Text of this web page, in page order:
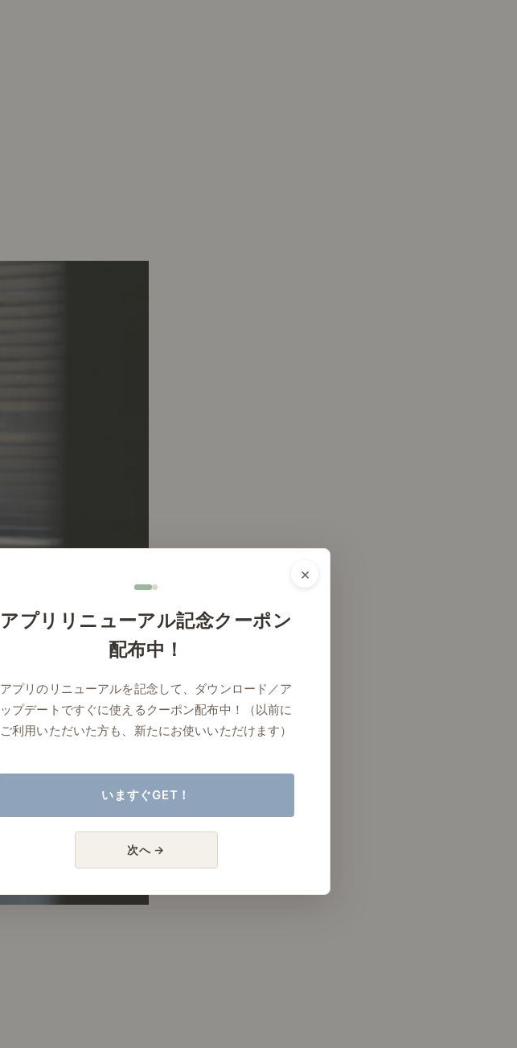
×
アプリリニューアル記念クーポン
配布中！
アプリのリニューアルを記念して、ダウンロード／ア
ップデートですぐに使えるクーポン配布中！（以前に
ご利用いただいた方も、新たにお使いいただけます）
いますぐGET！
次へ →